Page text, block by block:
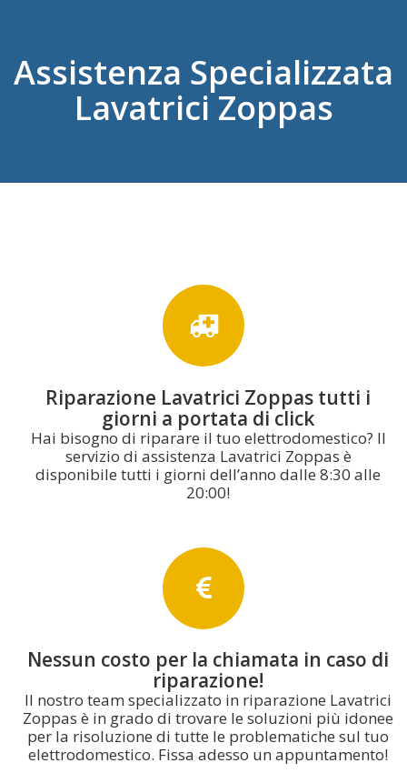
Assistenza Specializzata
Lavatrici Zoppas
Riparazione Lavatrici Zoppas tutti i
giorni a portata di click
Hai bisogno di riparare il tuo elettrodomestico? Il
servizio di assistenza Lavatrici Zoppas è
disponibile tutti i giorni dell’anno dalle 8:30 alle
20:00!
Nessun costo per la chiamata in caso di
riparazione!
Il nostro team specializzato in riparazione Lavatrici
Zoppas è in grado di trovare le soluzioni più idonee
per la risoluzione di tutte le problematiche sul tuo
elettrodomestico. Fissa adesso un appuntamento!